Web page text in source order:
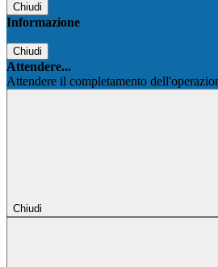
Chiudi
Informazione
Chiudi
Attendere...
Attendere il completamento
Chiudi